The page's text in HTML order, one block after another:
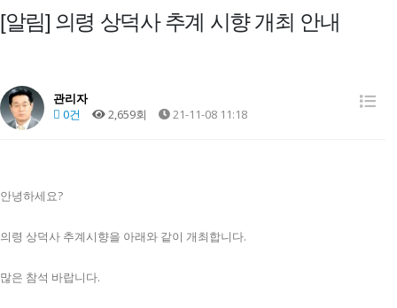
[알림] 의령 상덕사 추계 시향 개최 안내
관리자
0건
2,659회 21-11-08 11:18
안녕하세요?
의령 상덕사 추계시향을 아래와 같이 개최합니다.
많은 참석 바랍니다.